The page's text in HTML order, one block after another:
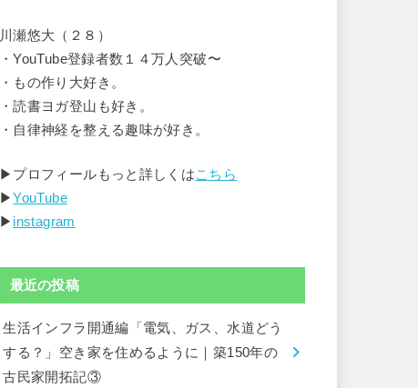
川瀬悠大（２８）
・YouTube登録者数１４万人突破〜
・もの作り大好き。
・読書ヨガ登山も好き。
・自律神経を整える趣味が好き。
▶︎プロフィールもっと詳しくはこちら
▶︎YouTube
▶︎ instagram
最近の投稿
生活インフラ開通編「電気、ガス、水道どう
する？」空き家を住めるように｜築150年の
古民家開拓記③